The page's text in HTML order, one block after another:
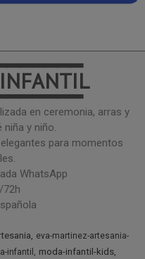
en ceremonia, arras y
niña y niño.
para momentos
WhatsApp
72h
eva-martinez-artesania-
infantil
moda-infantil-kids